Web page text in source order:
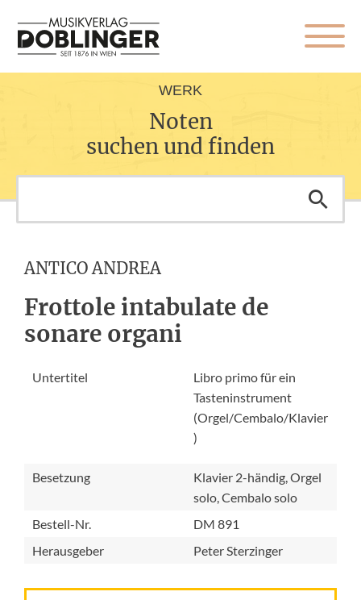
WERK
Noten
suchen und finden
ANTICO ANDREA
Frottole intabulate de
sonare organi
Untertitel
Libro primo für ein
Tasteninstrument
(Orgel/Cembalo/Klavier
)
Besetzung
Klavier 2-händig, Orgel
solo, Cembalo solo
Bestell-Nr.
DM 891
Herausgeber
Peter Sterzinger